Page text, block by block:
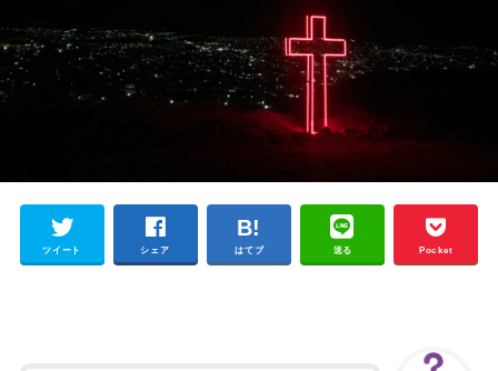
ツイート シェア はてブ 送る Pocket